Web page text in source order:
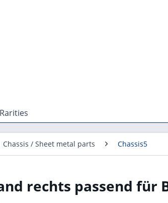
Chassis / Sheet metal parts Chassis5
rechts passend für